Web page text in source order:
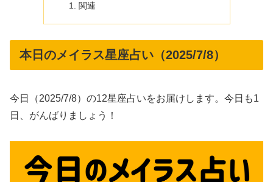
関連
本日のメイラス星座占い（2025/7/8）
今日（2025/7/8）の12星座占いをお届けします。今日も1
日、がんばりましょう！